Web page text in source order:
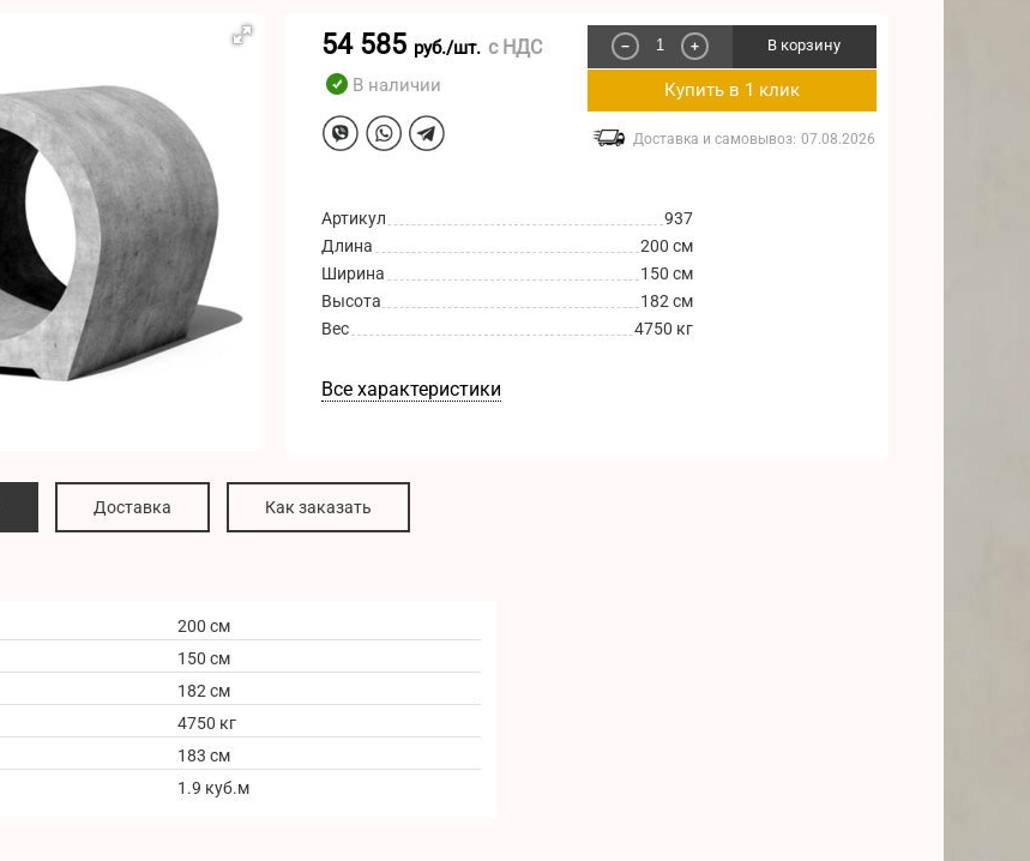
54 585 руб./шт. с НДС
В наличии
− + В корзину
Купить в 1 клик
Доставка и самовывоз: 07.08.2026
Артикул
937
Длина
200 см
Ширина
150 см
Высота
182 см
Вес
4750 кг
Все характеристики
Доставка Как заказать
200 см
150 см
182 см
4750 кг
183 см
1.9 куб.м